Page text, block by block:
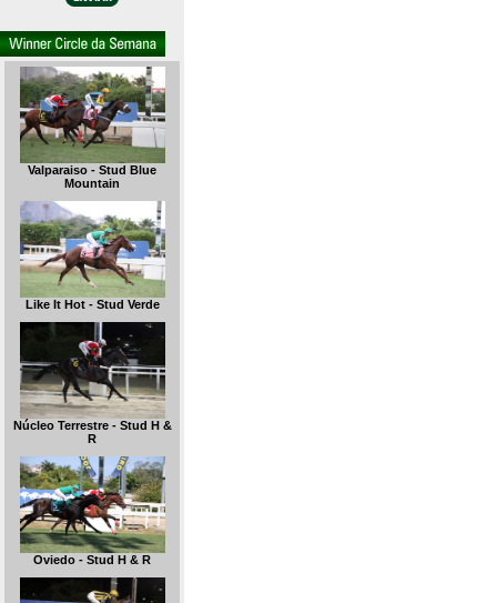
Valparaiso - Stud Blue
Mountain
Like It Hot - Stud Verde
Núcleo Terrestre - Stud H &
R
Oviedo - Stud H & R